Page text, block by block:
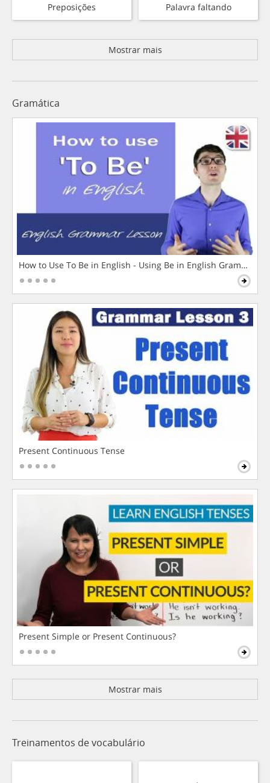
Preposições Palavra faltando
Mostrar mais
Gramática
How to Use To Be in English - Using Be in English Grammar
Present Continuous Tense
Present Simple or Present Continuous?
Mostrar mais
Treinamentos de vocabulário